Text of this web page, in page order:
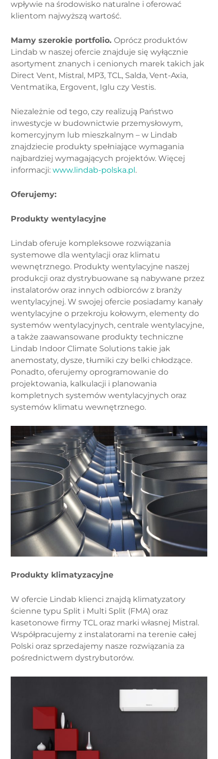
wpływie na środowisko naturalne i oferować
klientom najwyższą wartość.
Mamy szerokie portfolio. Oprócz produktów
Lindab w naszej ofercie znajduje się wyłącznie
asortyment znanych i cenionych marek takich jak
Direct Vent, Mistral, MP3, TCL, Salda, Vent-Axia,
Ventmatika, Ergovent, Iglu czy Vestis.
Niezależnie od tego, czy realizują Państwo
inwestycje w budownictwie przemysłowym,
komercyjnym lub mieszkalnym – w Lindab
znajdziecie produkty spełniające wymagania
najbardziej wymagających projektów. Więcej
informacji: www.lindab-polska.pl.
Oferujemy:
Produkty wentylacyjne
Lindab oferuje kompleksowe rozwiązania
systemowe dla wentylacji oraz klimatu
wewnętrznego. Produkty wentylacyjne naszej
produkcji oraz dystrybuowane są nabywane przez
instalatorów oraz innych odbiorców z branży
wentylacyjnej. W swojej ofercie posiadamy kanały
wentylacyjne o przekroju kołowym, elementy do
systemów wentylacyjnych, centrale wentylacyjne,
a także zaawansowane produkty techniczne
Lindab Indoor Climate Solutions takie jak
anemostaty, dysze, tłumiki czy belki chłodzące.
Ponadto, oferujemy oprogramowanie do
projektowania, kalkulacji i planowania
kompletnych systemów wentylacyjnych oraz
systemów klimatu wewnętrznego.
Produkty klimatyzacyjne
W ofercie Lindab klienci znajdą klimatyzatory
ścienne typu Split i Multi Split (FMA) oraz
kasetonowe firmy TCL oraz marki własnej Mistral.
Współpracujemy z instalatorami na terenie całej
Polski oraz sprzedajemy nasze rozwiązania za
pośrednictwem dystrybutorów.